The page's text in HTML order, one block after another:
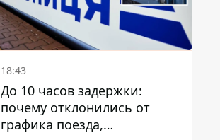
18:43
До 10 часов задержки:
почему отклонились от
графика поезда,